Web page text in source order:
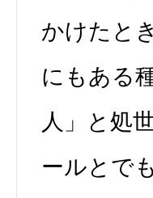
かけたと
にもある
人」と処
ールとで